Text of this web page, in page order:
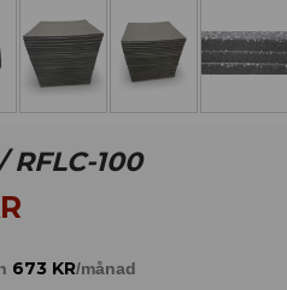
RFLC-100
673 KR/månad